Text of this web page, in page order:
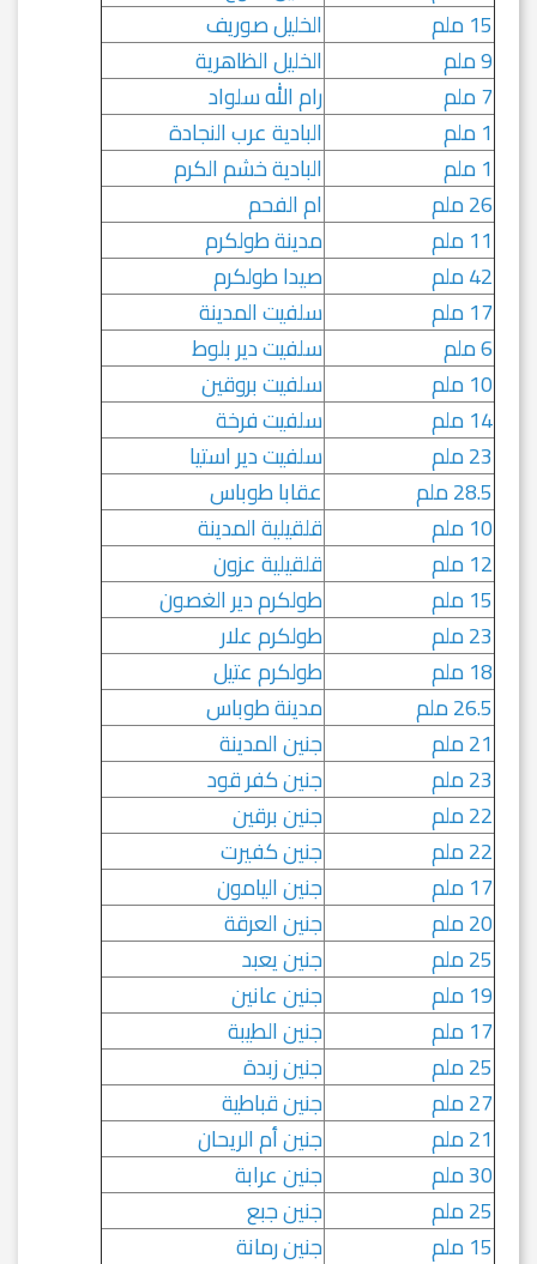
15 ملم
الخليل صوريف
9 ملم
الخليل الظاهرية
7 ملم
رام الله سلواد
1 ملم
البادية عرب النجادة
1 ملم
البادية خشم الكرم
26 ملم
ام الفحم
11 ملم
مدينة طولكرم
42 ملم
صيدا طولكرم
17 ملم
سلفيت المدينة
6 ملم
سلفيت دير بلوط
10 ملم
سلفيت بروقين
14 ملم
سلفيت فرخة
23 ملم
سلفيت دير استيا
28.5 ملم
عقابا طوباس
10 ملم
قلقيلية المدينة
12 ملم
قلقيلية عزون
15 ملم
طولكرم دير الغصون
23 ملم
طولكرم علار
18 ملم
طولكرم عتيل
26.5 ملم
مدينة طوباس
21 ملم
جنين المدينة
23 ملم
جنين كفر قود
22 ملم
جنين برقين
22 ملم
جنين كفيرت
17 ملم
جنين اليامون
20 ملم
جنين العرقة
25 ملم
جنين يعبد
19 ملم
جنين عانين
17 ملم
جنين الطيبة
25 ملم
جنين زبدة
27 ملم
جنين قباطية
21 ملم
جنين أم الريحان
30 ملم
جنين عرابة
25 ملم
جنين جبع
15 ملم
جنين رمانة